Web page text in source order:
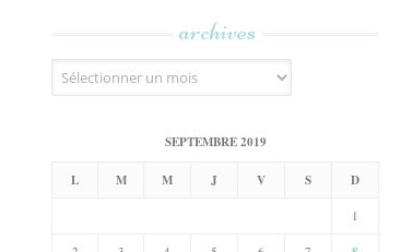
archives
Archives
SEPTEMBRE 2019
L M M J V S D
1